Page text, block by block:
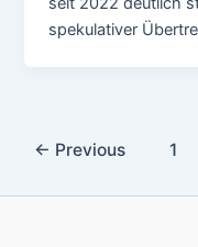
spekulativer
← Previous 1